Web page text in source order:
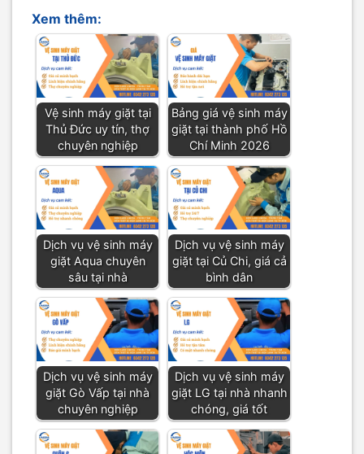
Xem thêm:
Vệ sinh máy giặt tại
Thủ Đức uy tín, thợ
chuyên nghiệp
Bảng giá vệ sinh máy
giặt tại thành phố Hồ
Chí Minh 2026
Dịch vụ vệ sinh máy
giặt Aqua chuyên
sâu tại nhà
Dịch vụ vệ sinh máy
giặt tại Củ Chi, giá cả
bình dân
Dịch vụ vệ sinh máy
giặt Gò Vấp tại nhà
chuyên nghiệp
Dịch vụ vệ sinh máy
giặt LG tại nhà nhanh
chóng, giá tốt